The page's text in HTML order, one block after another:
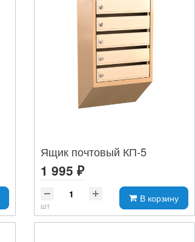
Ящик почтовый КП-5
1 995 ₽
шт
В корзину